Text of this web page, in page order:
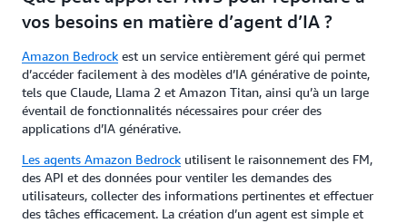
vos besoins en matière d’agent d’IA ?
Amazon Bedrock est un service entièrement géré qui permet
d’accéder facilement à des modèles d’IA générative de pointe,
tels que Claude, Llama 2 et Amazon Titan, ainsi qu’à un large
éventail de fonctionnalités nécessaires pour créer des
applications d’IA générative.
Les agents Amazon Bedrock utilisent le raisonnement des FM,
des API et des données pour ventiler les demandes des
utilisateurs, collecter des informations pertinentes et effectuer
des tâches efficacement. La création d’un agent est simple et